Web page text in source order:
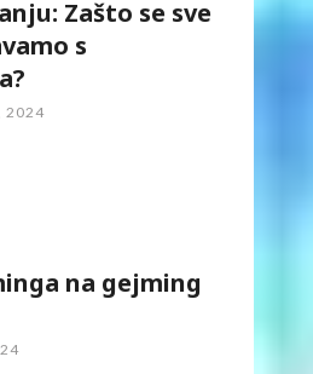
Zašto se sve
s
2024
na gejming